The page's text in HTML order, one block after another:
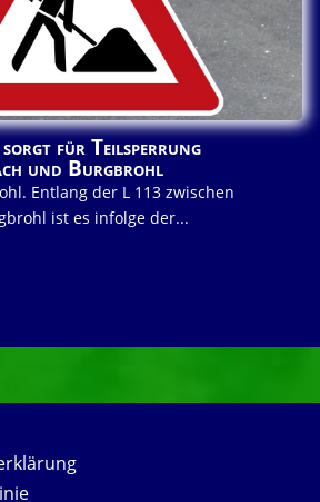
für Teilsperrung
und Burgbrohl
Entlang der L 113 zwischen
ist es infolge der...